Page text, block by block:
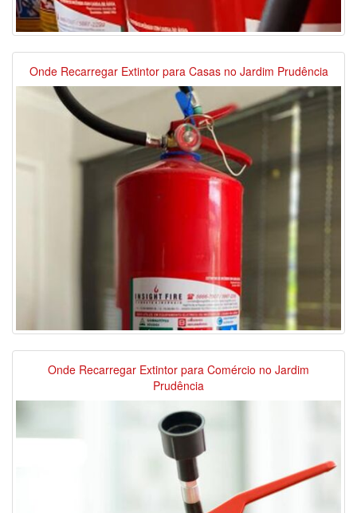
Onde Recarregar Extintor para Casas no Jardim Prudência
Onde Recarregar Extintor para Comércio no Jardim
Prudência